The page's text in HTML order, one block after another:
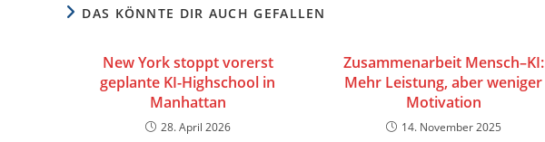
DAS KÖNNTE DIR AUCH GEFALLEN
New York stoppt vorerst
geplante KI-Highschool in
Manhattan
28. April 2026
Zusammenarbeit Mensch–KI:
Mehr Leistung, aber weniger
Motivation
14. November 2025